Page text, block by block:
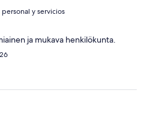
y servicios
ja mukava henkilökunta.